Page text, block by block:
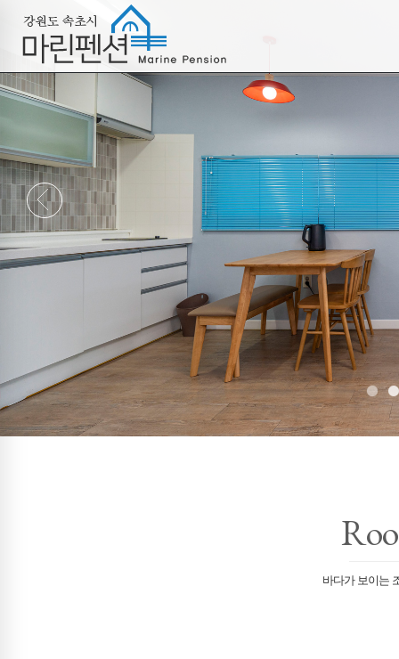
바다가 보이는